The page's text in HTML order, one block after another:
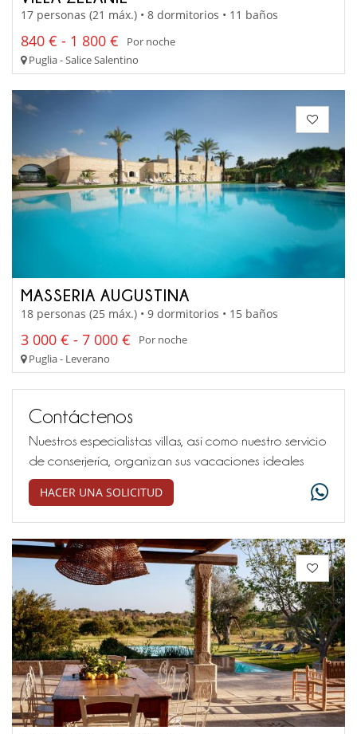
17 personas (21 máx.) • 8 dormitorios • 11 baños
840 € - 1 800 €
Por noche
Puglia - Salice Salentino
MASSERIA AUGUSTINA
18 personas (25 máx.) • 9 dormitorios • 15 baños
3 000 € - 7 000 €
Por noche
Puglia - Leverano
Contáctenos
Nuestros especialistas villas, así como nuestro servicio
de conserjería, organizan sus vacaciones ideales
HACER UNA SOLICITUD